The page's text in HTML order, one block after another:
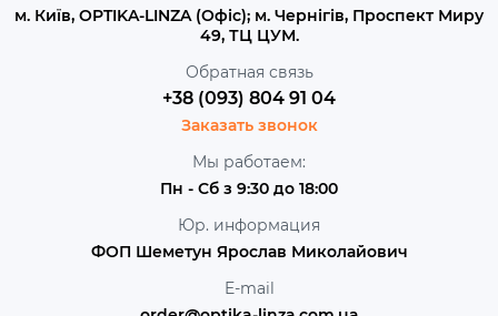
м. Київ, OPTIKA-LINZA (Офіс); м. Чернігів, Проспект Миру
49, ТЦ ЦУМ.
Обратная связь
+38 (093) 804 91 04
Заказать звонок
Мы работаем:
Пн - Сб з 9:30 до 18:00
Юр. информация
ФОП Шеметун Ярослав Миколайович
E-mail